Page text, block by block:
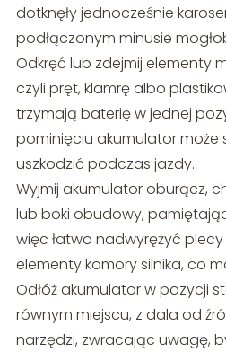
dotknęły jednocześnie
podłączonym minusie
Odkręć lub zdejmij elementy
czyli pręt, klamrę albo
trzymają baterię w jednej
pominięciu akumulator może
uszkodzić podczas jazdy.
Wyjmij akumulator oburącz,
lub boki obudowy,
więc łatwo nadwyrężyć
elementy komory silnika, co
Odłóż akumulator w pozycji
równym miejscu, z dala od
narzędzi, zwracając uwagę,